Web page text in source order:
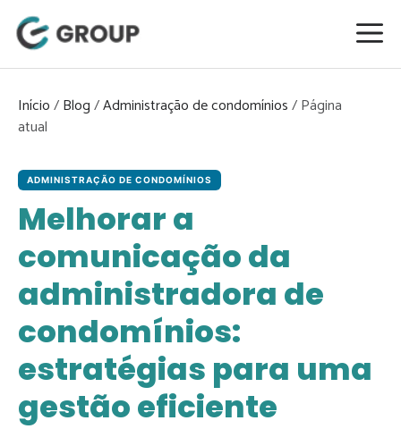
para
conteúdo
Início/Blog/Administração de condomínios/
ADMINISTRAÇÃO DE CONDOMÍNIOS
Melhorar a
comunicação da
administradora de
condomínios:
estratégias para uma
gestão eficiente